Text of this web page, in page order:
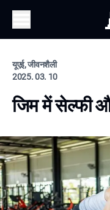
यूएई, जीवनशैली
2025. 03. 10
जिम में सेल्फी